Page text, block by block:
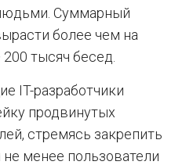
Суммарный
более чем на
тысяч бесед.
IT-разработчики
продвинутых
стремясь закрепить
менее пользователи